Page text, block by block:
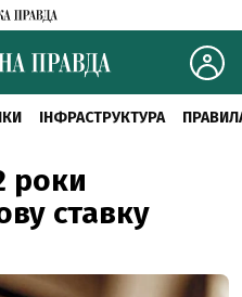
ІНФРАСТРУКТУРА
роки
ставку